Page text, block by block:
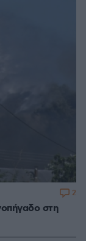
στη
2